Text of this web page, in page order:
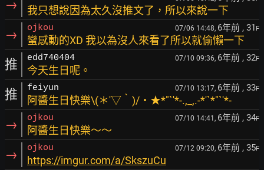
→ 我只想說因為太久沒推文了，所以來說一下
→ ojkou 07/06 14:48, 6年前 , 31 F
蠻感動的XD 我以為沒人來看了所以就偷懶一下
推 edd740404 07/10 09:36, 6年前 , 32F
今天生日呢。
推 feiyun 07/10 13:17, 6年前 , 33F
阿醬生日快樂\(＊′▽‵)/‧★*"`'*-.,_,.-*'`*"`'*-
→ ojkou 07/10 14:41, 6年前 , 34F
阿醬生日快樂～～
→ ojkou 07/12 09:20, 6年前 , 35F
https://imgur.com/a/SkszuCu